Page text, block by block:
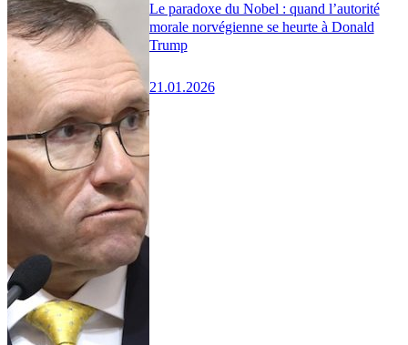
Le paradoxe du Nobel : quand l’autorité
morale norvégienne se heurte à Donald
Trump
21.01.2026